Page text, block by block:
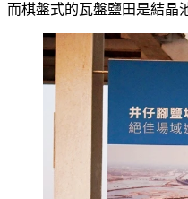
而棋盤式的瓦盤鹽田是結晶